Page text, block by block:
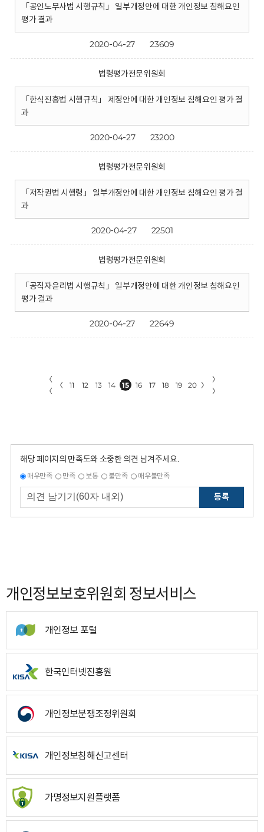
「공인노무사법 시행규칙」 일부개정안에 대한 개인정보 침해요인
평가 결과
2020-04-27 23609
법령평가전문위원회
「한식진흥법 시행규칙」 제정안에 대한 개인정보 침해요인 평가 결
과
2020-04-27 23200
법령평가전문위원회
「저작권법 시행령」 일부개정안에 대한 개인정보 침해요인 평가 결
과
2020-04-27 22501
법령평가전문위원회
「공직자윤리법 시행규칙」 일부개정안에 대한 개인정보 침해요인
평가 결과
2020-04-27 22649
〈
〈
〈 11 12 13 14 15 16 17 18 19 20 〉
〉
〉
해당 페이지의 만족도와 소중한 의견 남겨주세요.
매우만족 만족 보통 불만족 매우불만족
등록
개인정보보호위원회 정보서비스
개인정보 포털
한국인터넷진흥원
개인정보분쟁조정위원회
개인정보침해신고센터
가명정보지원플랫폼